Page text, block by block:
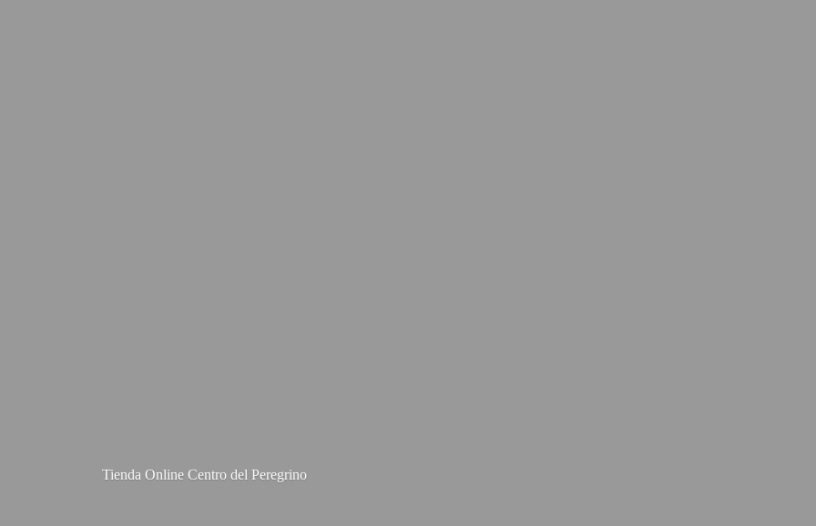
Tienda Online Centro del Peregrino